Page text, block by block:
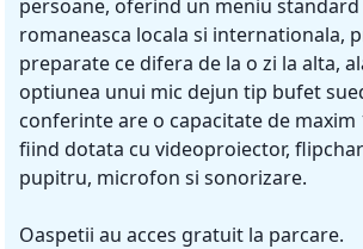
persoane, oferind un meniu
romaneasca locala si internationala,
preparate ce difera de la o zi la alta,
optiunea unui mic dejun tip bufet
conferinte are o capacitate de maxim
fiind dotata cu videoproiector,
pupitru, microfon si sonorizare.
Oaspetii au acces gratuit la parcare.